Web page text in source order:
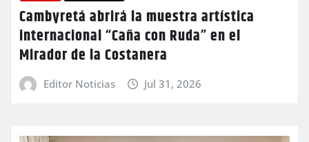
Cambyretá abrirá la muestra artística
internacional “Caña con Ruda” en el
Mirador de la Costanera
Editor Noticias Jul 31, 2026